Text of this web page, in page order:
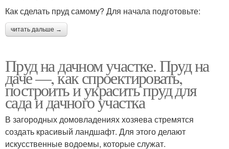
Как сделать пруд самому? Для начала подготовьте:
читать дальше →
Пруд на дачном участке. Пруд на
даче —, как спроектировать,
построить и украсить пруд для
сада и дачного участка
В загородных домовладениях хозяева стремятся
создать красивый ландшафт. Для этого делают
искусственные водоемы, которые служат.